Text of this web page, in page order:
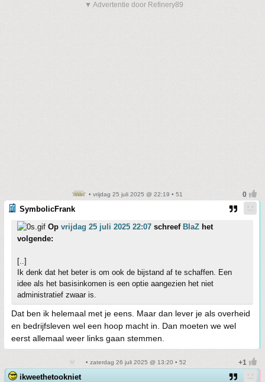
▼ Advertentie door Refinery89
• vrijdag 25 juli 2025 @ 22:19 • 51
SymbolicFrank
Op vrijdag 25 juli 2025 22:07 schreef BlaZ het
volgende:
[..]
Ik denk dat het beter is om ook de bijstand af te schaffen. Een
idee als het basisinkomen is een optie aangezien het niet
administratief zwaar is.
Dat ben ik helemaal met je eens. Maar dan lever je als overheid
en bedrijfsleven wel een hoop macht in. Dan moeten we wel
eerst allemaal weer links gaan stemmen.
• zaterdag 26 juli 2025 @ 13:20 • 52
ikweethetookniet